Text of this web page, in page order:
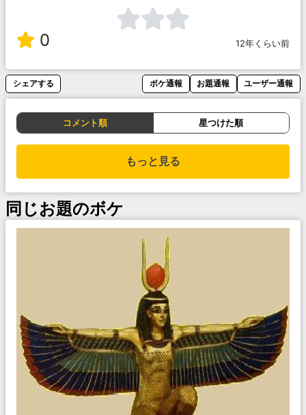
0 12年くらい前
シェアする ボケ通報 お題通報 ユーザー通報
コメント順 星つけた順
もっと見る
同じお題のボケ